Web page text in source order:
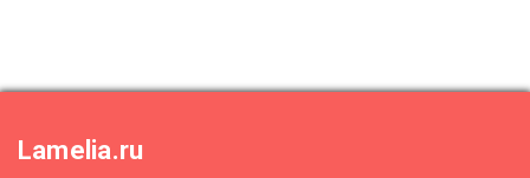
Lamelia.ru